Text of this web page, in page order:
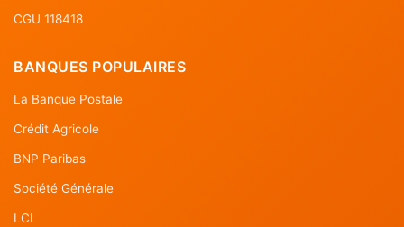
CGU 118418
BANQUES POPULAIRES
La Banque Postale
Crédit Agricole
BNP Paribas
Société Générale
LCL